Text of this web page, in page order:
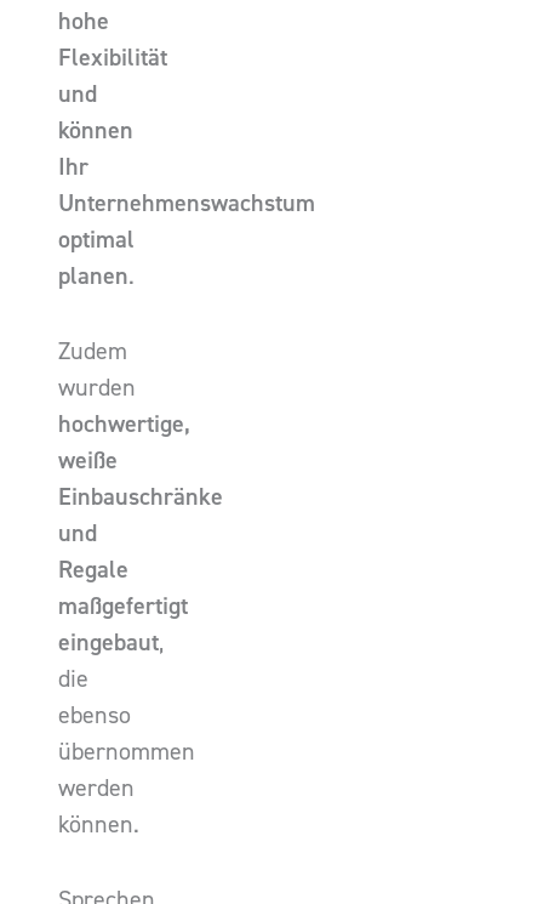
hohe
Flexibilität
und
können
Ihr
Unternehmenswachstum
optimal
planen.
Zudem
wurden
hochwertige,
weiße
Einbauschränke
und
Regale
maßgefertigt
eingebaut,
die
ebenso
übernommen
werden
können.